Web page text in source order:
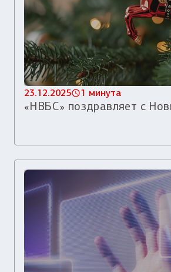
23.12.2025 1 минута
«НВБС» поздравляет с